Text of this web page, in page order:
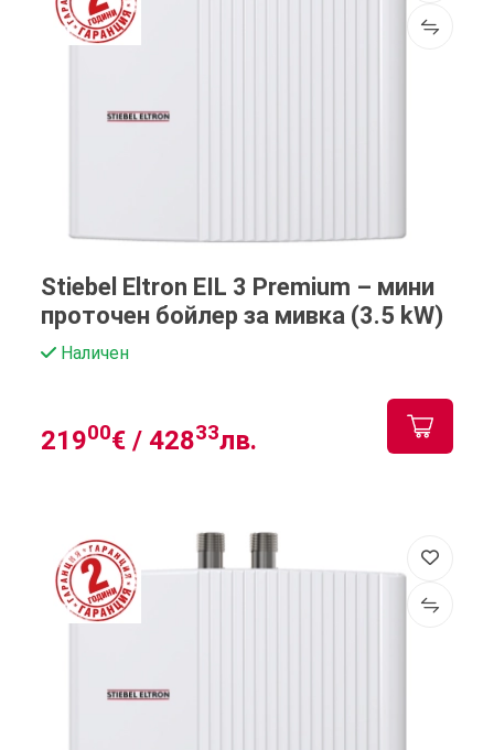
Stiebel Eltron EIL 3 Premium – мини
проточен бойлер за мивка (3.5 kW)
Наличен
21900€ / 42833лв.